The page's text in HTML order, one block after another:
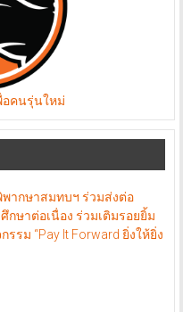
อคนรุ่นใหม่
ากษาสมทบฯ ร่วมส่งต่อ
กษาต่อเนื่อง ร่วมเติมรอยยิ้ม
รรม “Pay It Forward ยิ่งให้ยิ่ง